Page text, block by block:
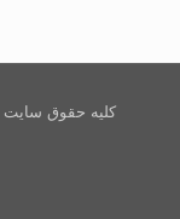
کلیه حقوق سایت